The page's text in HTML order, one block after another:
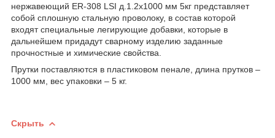
нержавеющий ER-308 LSI д.1.2х1000 мм 5кг представляет
собой сплошную стальную проволоку, в состав которой
входят специальные легирующие добавки, которые в
дальнейшем придадут сварному изделию заданные
прочностные и химические свойства.
Прутки поставляются в пластиковом пенале, длина прутков –
1000 мм, вес упаковки – 5 кг.
Скрыть